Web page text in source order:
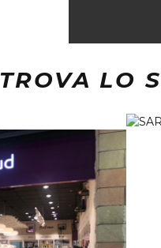
TROVA LO